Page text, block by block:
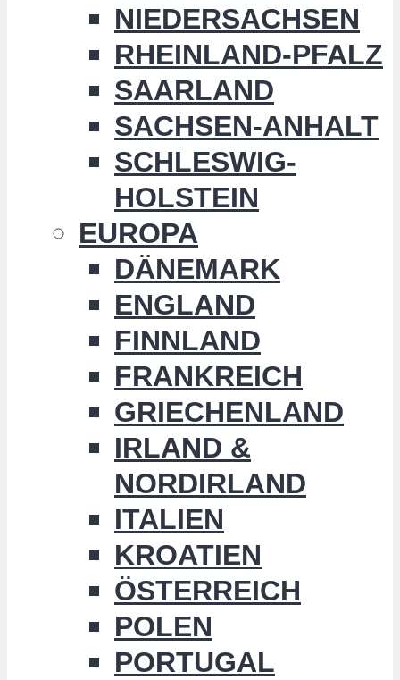
NIEDERSACHSEN
RHEINLAND-PFALZ
SAARLAND
SACHSEN-ANHALT
SCHLESWIG-
HOLSTEIN
EUROPA
DÄNEMARK
ENGLAND
FINNLAND
FRANKREICH
GRIECHENLAND
IRLAND &
NORDIRLAND
ITALIEN
KROATIEN
ÖSTERREICH
POLEN
PORTUGAL